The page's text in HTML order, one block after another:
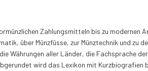
Zahlungsmitteln bis zu modernen
über Münzfüsse, zur Münztechnik und zu
Währungen aller Länder, die Fachsprache
wird das Lexikon mit